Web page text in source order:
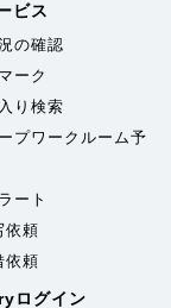
ビス
の確認
ーク
り検索
プワークルーム予
ート
依頼
依頼
ログイン